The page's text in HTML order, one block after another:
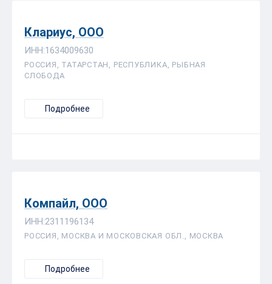
Клариус, ООО
ИНН:1634009630
РОССИЯ, ТАТАРСТАН, РЕСПУБЛИКА, РЫБНАЯ
СЛОБОДА
Подробнее
Компайл, ООО
ИНН:2311196134
РОССИЯ, МОСКВА И МОСКОВСКАЯ ОБЛ., МОСКВА
Подробнее